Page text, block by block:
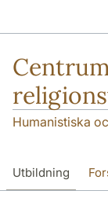
Humanistiska
Utbildning